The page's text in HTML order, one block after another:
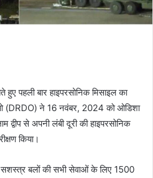
हुए पहली बार हाइपरसोनिक मिसाइल का
(DRDO) ने 16 नवंबर, 2024 को ओडिशा
से अपनी लंबी दूरी की हाइपरसोनिक
किया।
सशस्त्र बलों की सभी सेवाओं के लिए 1500